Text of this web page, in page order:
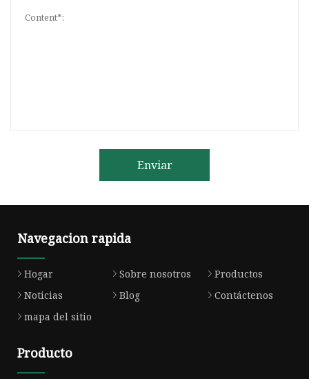
Enviar
Navegacion rapida
Hogar Sobre nosotros
Productos
Noticias
Blog
Contáctenos
mapa del sitio
Producto